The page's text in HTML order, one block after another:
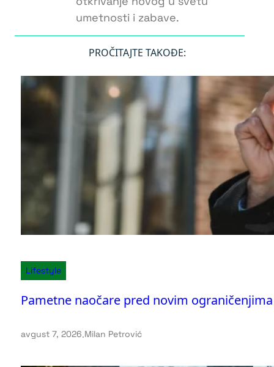
umetnosti i zabave.
PROČITAJTE TAKOĐE:
Lifestyle
Pametne naočare pred novim ograničenjima
avgust 7, 2026.Milan Petrović